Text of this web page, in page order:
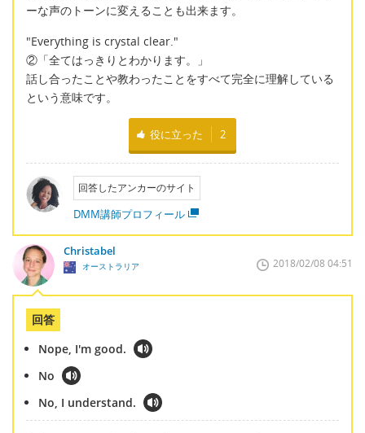
ーな声のトーンに変えることも出来ます。
"Everything is crystal clear."
②「全てはっきりとわかります。」
話し合ったことや教わったことをすべて完全に理解している
という意味です。
役に立った 2
回答したアンカーのサイト
DMM講師プロフィール
Christabel
オーストラリア 2018/02/08 04:51
回答
Nope, I'm good.
No
No, I understand.